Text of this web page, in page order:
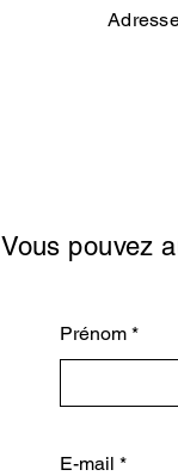
Vous pouvez
Prénom
E-mail